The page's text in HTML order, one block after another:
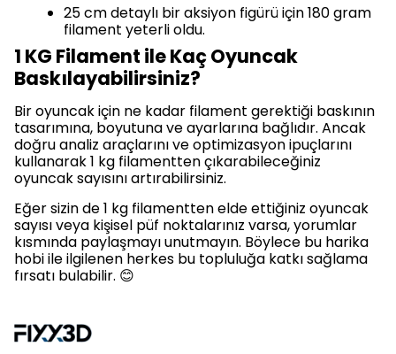
25 cm detaylı bir aksiyon figürü için 180 gram
filament yeterli oldu.
1 KG Filament ile Kaç Oyuncak
Baskılayabilirsiniz?
Bir oyuncak için ne kadar filament gerektiği baskının
tasarımına, boyutuna ve ayarlarına bağlıdır. Ancak
doğru analiz araçlarını ve optimizasyon ipuçlarını
kullanarak 1 kg filamentten çıkarabileceğiniz
oyuncak sayısını artırabilirsiniz.
Eğer sizin de 1 kg filamentten elde ettiğiniz oyuncak
sayısı veya kişisel püf noktalarınız varsa, yorumlar
kısmında paylaşmayı unutmayın. Böylece bu harika
hobi ile ilgilenen herkes bu topluluğa katkı sağlama
fırsatı bulabilir. 😊